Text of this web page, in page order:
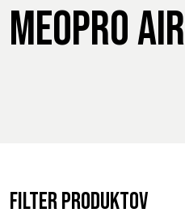
MeoPro Air
Filter produktov